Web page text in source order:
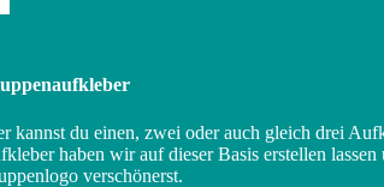
kannst du einen, zwei oder auch gleich drei
haben wir auf dieser Basis erstellen
verschönerst.